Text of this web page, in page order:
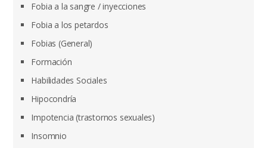
Fobia a la sangre / inyecciones
Fobia a los petardos
Fobias (General)
Formación
Habilidades Sociales
Hipocondría
Impotencia (trastornos sexuales)
Insomnio